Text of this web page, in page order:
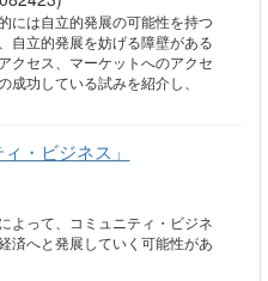
には自立的発展の可能性を持つ
自立的発展を妨げる障壁がある
クセス、マーケットへのアクセ
功している試みを紹介し、
・ビジネス」
よって、コミュニティ・ビジネ
済へと発展していく可能性があ